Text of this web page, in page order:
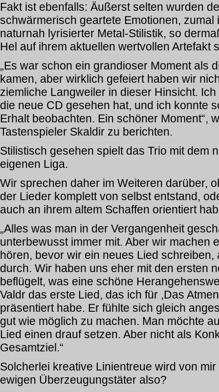
Fakt ist ebenfalls: Äußerst selten wurden
schwärmerisch geartete Emotionen,
naturnah lyrisierter Metal-Stilistik, so
Hel auf ihrem aktuellen wertvollen Artefakt
„Es war schon ein grandioser Moment als
kamen, aber wirklich gefeiert haben wir
ziemliche Langweiler in dieser Hinsicht.
die neue CD gesehen hat, und ich konnte
Erhalt beobachten. Ein schöner Moment“,
Tastenspieler Skaldir zu berichten.
Stilistisch gesehen spielt das Trio mit dem
eigenen Liga.
Wir sprechen daher im Weiteren darüber,
der Lieder komplett von selbst entstand,
auch an ihrem altem Schaffen orientiert
„Alles was man in der Vergangenheit
unterbewusst immer mit. Aber wir machen
hören, bevor wir ein neues Lied
durch. Wir haben uns eher mit den ersten
beflügelt, was eine schöne
Valdr das erste Lied, das ich für ,Das
präsentiert habe. Er fühlte sich gleich
gut wie möglich zu machen. Man möchte
Lied einen drauf setzen. Aber nicht als
Gesamtziel.“
Solcherlei kreative Linientreue wird von
ewigen Überzeugungstäter also?